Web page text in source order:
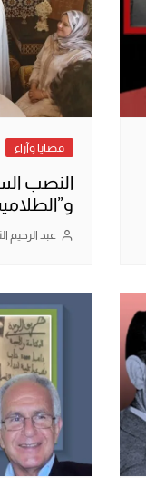
قضايا وآراء
النصب
عبد الرحيم